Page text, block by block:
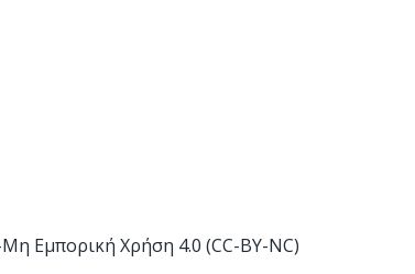
Εμπορική Χρήση 4.0 (CC-BY-NC)